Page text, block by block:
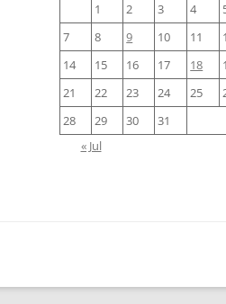
1
2 3 4
7
8 9 10 11
14
15 16 17 18
21
22 23 24 25
28
29 30
31
« Jul